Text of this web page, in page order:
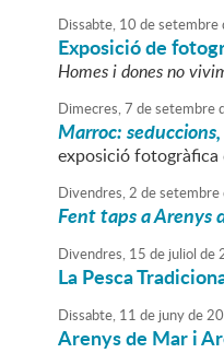
Dissabte, 10 desetembre
Exposició de
Homes i dones no
Dimecres,7 desetembre
Marroc:
exposició fotogràfica
Divendres,2 desetembre
Fent taps a Arenys
Divendres, 15 de juliol de
La Pesca
Dissabte, 11 de junyde
Arenys de Mar i